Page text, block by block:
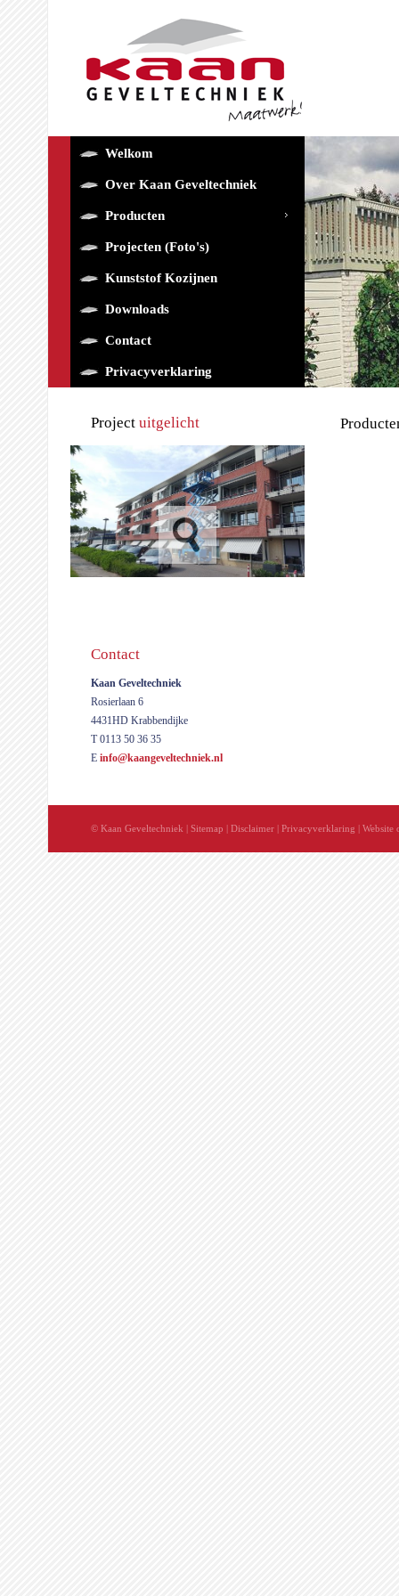
Welkom
Over Kaan Geveltechniek
Producten
Projecten (foto's)
Kunststof Kozijnen
Downloads
Contact
Privacyverklaring
Project uitgelicht
Contact
Kaan Geveltechniek
Rosierlaan 6
4431HD Krabbendijke
T 0113 50 36 35
E info@kaangeveltechniek.nl
© Kaan Geveltechniek | Sitemap | Disclaimer | Privacyverklaring |